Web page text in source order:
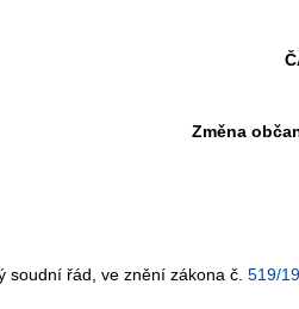
Změna
soudní řád, ve znění zákona č. 519/